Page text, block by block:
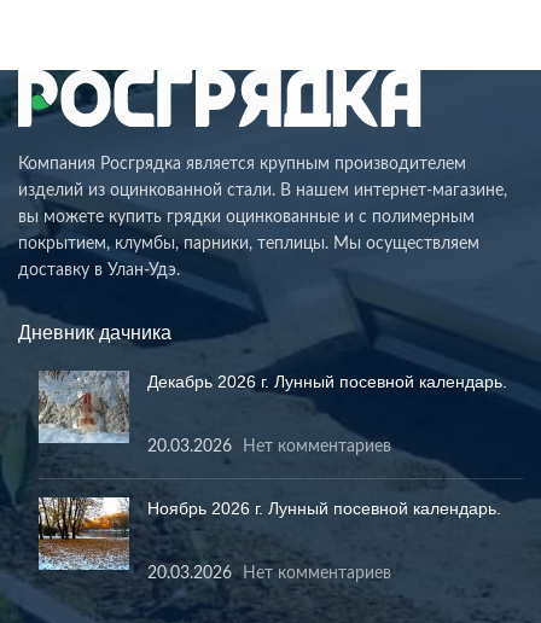
Компания Росгрядка является крупным производителем
изделий из оцинкованной стали. В нашем интернет-магазине,
вы можете купить грядки оцинкованные и с полимерным
покрытием, клумбы, парники, теплицы. Мы осуществляем
доставку в Улан-Удэ.
Дневник дачника
Декабрь 2026 г. Лунный посевной календарь.
20.03.2026 Нет комментариев
Ноябрь 2026 г. Лунный посевной календарь.
20.03.2026 Нет комментариев